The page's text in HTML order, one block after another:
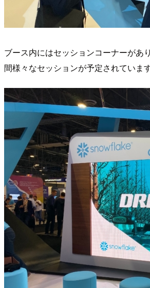
ブース内にはセッションコーナーがあ
間様々なセッションが予定されています